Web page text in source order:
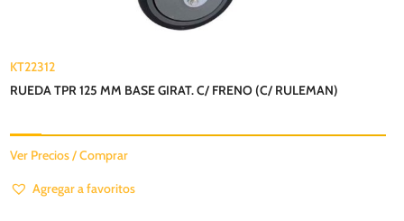
KT22312
RUEDA TPR 125 MM BASE GIRAT. C/ FRENO (C/ RULEMAN)
Ver Precios / Comprar
Agregar a favoritos